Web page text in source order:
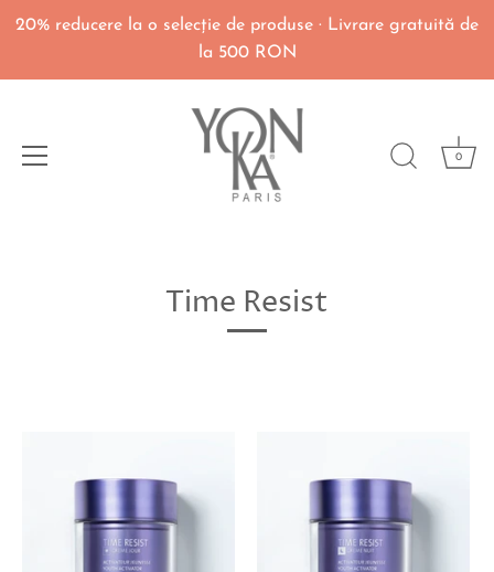
20% reducere la o selecţie de produse · Livrare gratuită de
la 500 RON
0
Time Resist